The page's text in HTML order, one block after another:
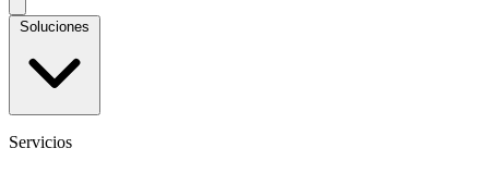
Soluciones
Servicios